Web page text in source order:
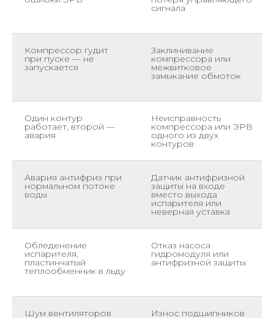
сигнала
Компрессор гудит
при пуске — не
запускается
Заклинивание
компрессора или
межвитковое
замыкание обмоток
Один контур
работает, второй —
авария
Неисправность
компрессора или ЭРВ
одного из двух
контуров
Авария антифриз при
нормальном потоке
воды
Датчик антифризной
защиты на входе
вместо выхода
испарителя или
неверная уставка
Обледенение
испарителя,
пластинчатый
теплообменник в льду
Отказ насоса
гидромодуля или
антифризной защиты
Шум вентиляторов Износ подшипников